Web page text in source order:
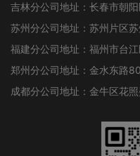
吉林分公司地址：长春市朝
苏州分公司地址：苏州片区
福建分公司地址：福州市台
郑州分公司地址：金水东路
成都分公司地址：金牛区花